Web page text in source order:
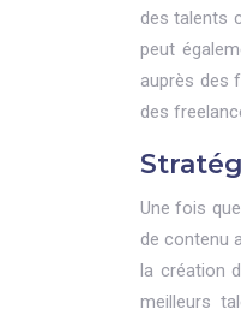
des talents
peut
auprès des
des
Une fois
de contenu
la création
meilleurs